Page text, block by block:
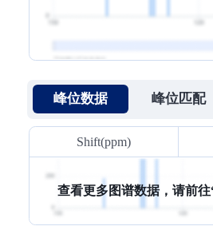
峰位数据 峰位匹配
Shift(ppm)
查看更多图谱数据，请前往